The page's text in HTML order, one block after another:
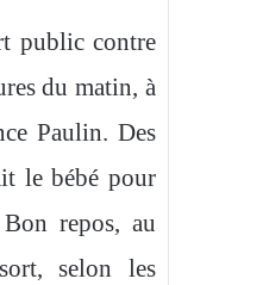
public contre
du matin, à
Paulin. Des
le bébé pour
repos, au
selon les